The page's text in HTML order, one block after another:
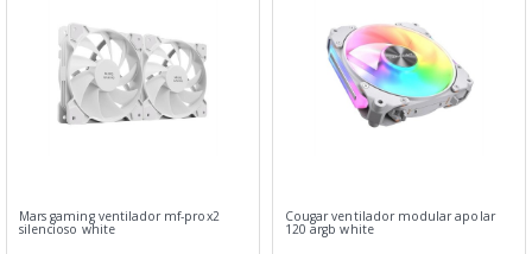
Mars gaming ventilador mf-prox2
silencioso white
Cougar ventilador modular apolar
120 argb white